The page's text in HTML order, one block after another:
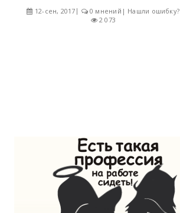
12-сен, 2017 0 мнений | Нашли ошибку?
2 073